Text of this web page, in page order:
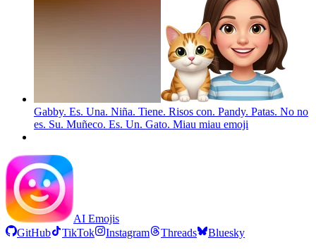
Gabby. Es. Una. Niña. Tiene. Risos con. Pandy. Patas. No no
es. Su. Muñeco. Es. Un. Gato. Miau miau emoji
AI Emojis
GitHub
TikTok Instagram Threads Bluesky